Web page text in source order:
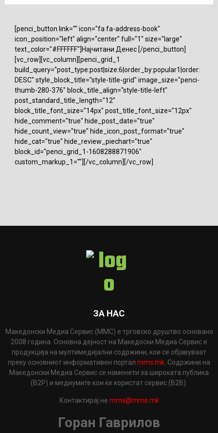
[penci_button link="" icon="fa fa-address-book"
icon_position="left" align="center" full="1" size="large"
text_color="#FFFFFF"]Најчитани Денес [/penci_button]
[vc_row][vc_column][penci_grid_1
build_query="post_type:post|size:6|order_by:popular1|order:
DESC" style_block_title="style-title-grid" image_size="penci-
thumb-280-376" block_title_align="style-title-left"
post_standard_title_length="12"
block_title_font_size="14px" post_title_font_size="12px"
hide_comment="true" hide_post_date="true"
hide_count_view="true" hide_icon_post_format="true"
hide_cat="true" hide_review_piechart="true"
block_id="penci_grid_1-1608288871906"
custom_markup_1=""][/vc_column][/vc_row]
ЗА НАС
Македонски Медиа Сервис (ММС) е трговско друштво основано
2008 година. Основна дејност на Македоски Медиа Сервис е
продукција на мултимедијални содржини, кои се објавуваат
преку основниот информативен портал mms.mk . Содржини на
Македонски Медиа Сервис се наменети за широката публика
(B2P) и медиумите кои ќе користат сервис (B2B).
Контактирај не mms@mms.mk
Горан Гаврилов